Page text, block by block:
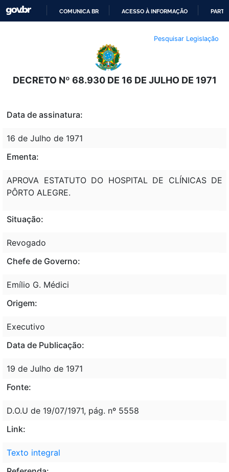
O
CONTEÚDO
COMUNICA BR ACESSO À INFORMAÇÃO
Pesquisar Legislação
DECRETO Nº 68.930 DE 16 DE JULHO DE 1971
Data de assinatura:
16 de Julho de 1971
Ementa:
APROVA ESTATUTO DO HOSPITAL DE CLÍNICAS DE
PÔRTO ALEGRE.
Situação:
Revogado
Chefe de Governo:
Emílio G. Médici
Origem:
Executivo
Data de Publicação:
19 de Julho de 1971
Fonte:
D.O.U de 19/07/1971, pág. nº 5558
Link:
Texto integral